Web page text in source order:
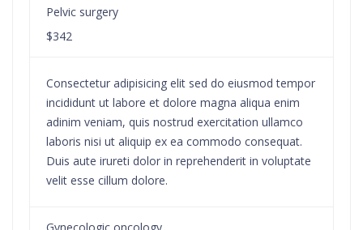
Pelvic surgery
$342
Consectetur adipisicing elit sed do eiusmod tempor
incididunt ut labore et dolore magna aliqua enim
adinim veniam, quis nostrud exercitation ullamco
laboris nisi ut aliquip ex ea commodo consequat.
Duis aute irureti dolor in reprehenderit in voluptate
velit esse cillum dolore.